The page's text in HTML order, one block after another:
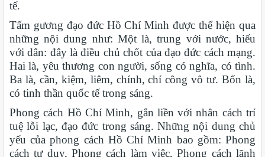
tế.
Tấm gương đạo đức Hồ Chí Minh được thể hiện qua
những nội dung như: Một là, trung với nước, hiếu
với dân: đây là điều chủ chốt của đạo đức cách mạng.
Hai là, yêu thương con người, sống có nghĩa, có tình.
Ba là, cần, kiệm, liêm, chính, chí công vô tư. Bốn là,
có tinh thần quốc tế trong sáng.
Phong cách Hồ Chí Minh, gắn liền với nhân cách trí
tuệ lỗi lạc, đạo đức trong sáng. Những nội dung chủ
yếu của phong cách Hồ Chí Minh bao gồm: Phong
cách tư duy, Phong cách làm việc, Phong cách lãnh